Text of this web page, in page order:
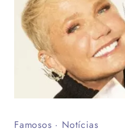
Famosos · Notícias